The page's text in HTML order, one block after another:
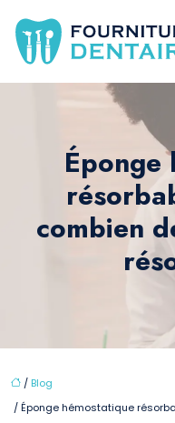
Éponge
combien
/ Blog
/ Éponge hémostatique